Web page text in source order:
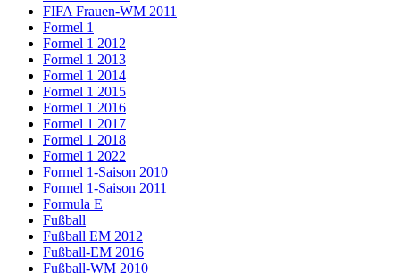
FIFA Frauen-WM 2011
Formel 1
Formel 1 2012
Formel 1 2013
Formel 1 2014
Formel 1 2015
Formel 1 2016
Formel 1 2017
Formel 1 2018
Formel 1 2022
Formel 1-Saison 2010
Formel 1-Saison 2011
Formula E
Fußball
Fußball EM 2012
Fußball-EM 2016
Fußball-WM 2010